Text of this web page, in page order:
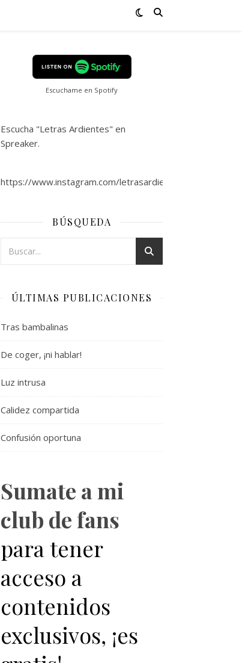
Escuchame en Spotify
Escucha "Letras Ardientes" en
Spreaker.
https://www.instagram.com/letrasardientes/
BÚSQUEDA
ÚLTIMAS PUBLICACIONES
Tras bambalinas
De coger, ¡ni hablar!
Luz intrusa
Calidez compartida
Confusión oportuna
Sumate a mi
club de fans
para tener
acceso a
contenidos
exclusivos, ¡es